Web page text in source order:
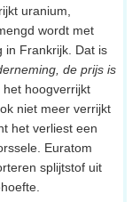
uranium,
wordt met
in Frankrijk. Dat is
de prijs is
het hoogverrijkt
niet meer verrijkt
het verliest een
Euratom
splijtstof uit